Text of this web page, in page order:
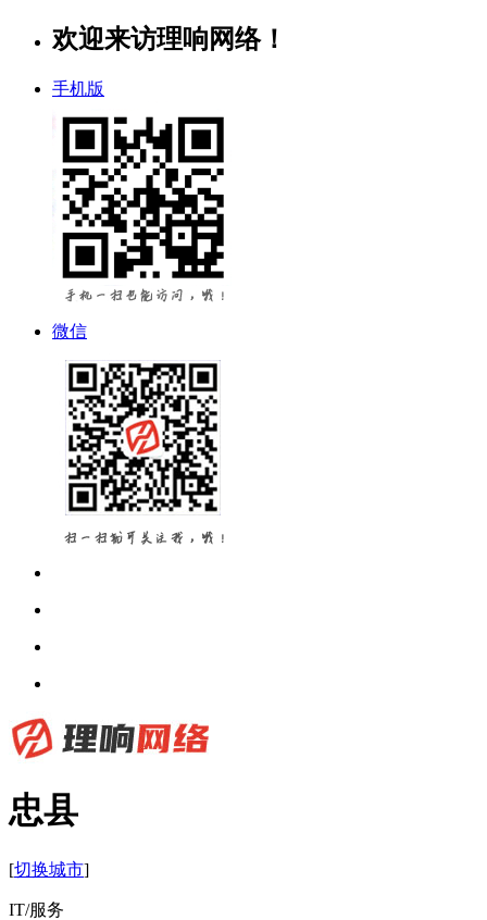
欢迎来访理响网络！
手机版
微信
忠县
[切换城市]
IT/服务